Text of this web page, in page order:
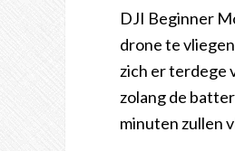
DJI Beginner
drone te
zich er terdege
zolang de
minuten zullen